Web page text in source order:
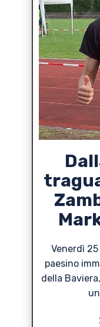
Venerdì
paesino
della